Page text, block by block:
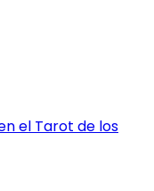
el Tarot de los